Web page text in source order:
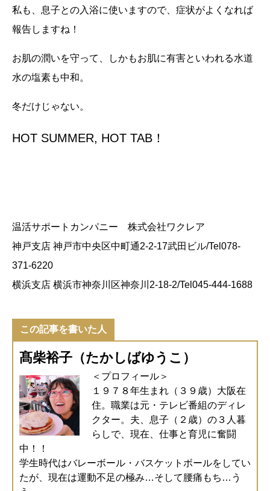
私も、息子との入浴に使いますので、症状がよくなれば
報告しますね！
お肌の潤いを守って、しかもお肌に有害といわれる水道
水の塩素も中和。
冬だけじゃない。
HOT SUMMER, HOT TAB！
温活サポートカンパニー 株式会社ワクレア
神戸支店 神戸市中央区中町通2-2-17武田ビル/Tel078-
371-6220
横浜支店 横浜市神奈川区神奈川2-18-2/Tel045-444-1688
この記事を書いた人
髙柴裕子（たかしばゆうこ）
＜プロフィール＞
１９７８年生まれ（３９歳）大阪在
住。職業は元・テレビ番組のディレ
クター。夫、息子（２歳）の３人暮
らしで、現在、仕事と育児に奮闘
中！！
学生時代はバレーボール・バスケットボールをしてい
たが、現在は運動不足の極み…そして腰痛もち…う